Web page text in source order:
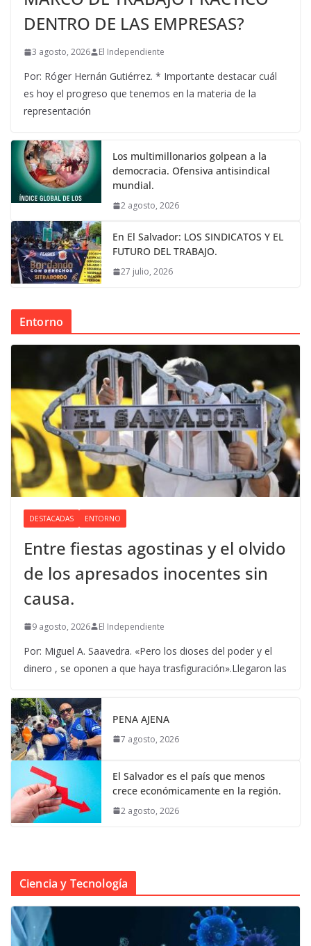
DENTRO DE LAS EMPRESAS?
3 agosto, 2026 El Independiente
Por: Róger Hernán Gutiérrez. * Importante destacar cuál
es hoy el progreso que tenemos en la materia de la
representación
Los multimillonarios golpean a la
democracia. Ofensiva antisindical
mundial.
2 agosto, 2026
En El Salvador: LOS SINDICATOS Y EL
FUTURO DEL TRABAJO.
27 julio, 2026
Entorno
DESTACADAS ENTORNO
Entre fiestas agostinas y el olvido
de los apresados inocentes sin
causa.
9 agosto, 2026 El Independiente
Por: Miguel A. Saavedra. «Pero los dioses del poder y el
dinero , se oponen a que haya trasfiguración».Llegaron las
PENA AJENA
7 agosto, 2026
El Salvador es el país que menos
crece económicamente en la región.
2 agosto, 2026
Ciencia y Tecnología